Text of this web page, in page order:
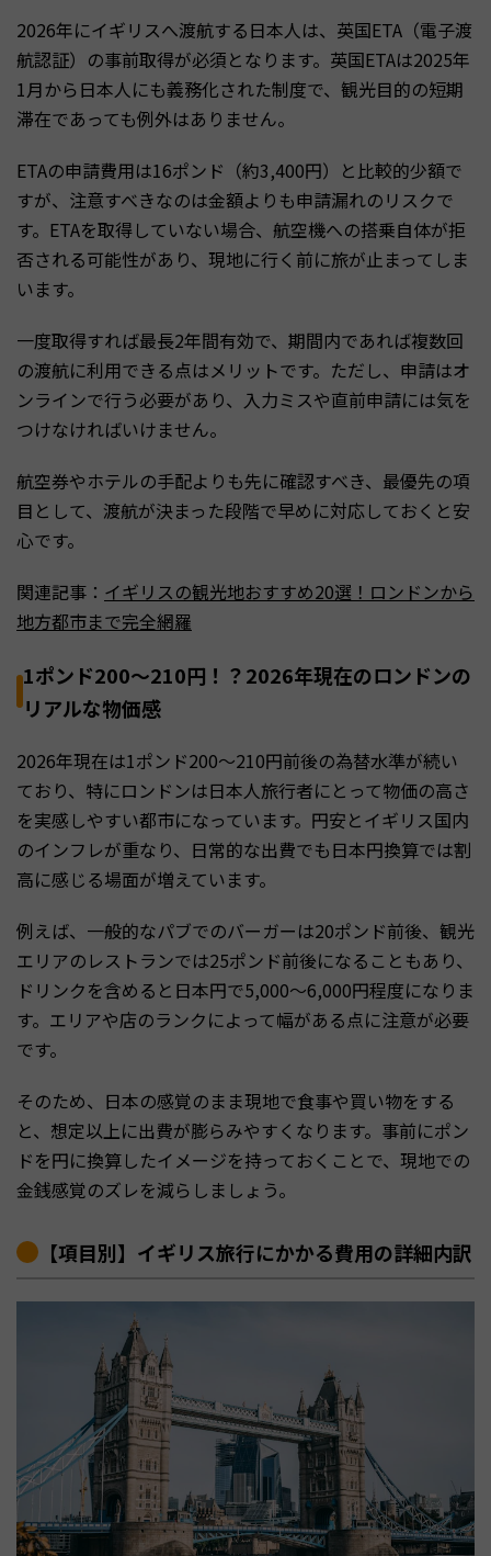
2026年にイギリスへ渡航する日本人は、英国ETA（電子渡
航認証）の事前取得が必須となります。英国ETAは2025年
1月から日本人にも義務化された制度で、観光目的の短期
滞在であっても例外はありません。
ETAの申請費用は16ポンド（約3,400円）と比較的少額で
すが、注意すべきなのは金額よりも申請漏れのリスクで
す。ETAを取得していない場合、航空機への搭乗自体が拒
否される可能性があり、現地に行く前に旅が止まってしま
います。
一度取得すれば最長2年間有効で、期間内であれば複数回
の渡航に利用できる点はメリットです。ただし、申請はオ
ンラインで行う必要があり、入力ミスや直前申請には気を
つけなければいけません。
航空券やホテルの手配よりも先に確認すべき、最優先の項
目として、渡航が決まった段階で早めに対応しておくと安
心です。
関連記事： イギリスの観光地おすすめ20選！ロンドンから
地方都市まで完全網羅
1ポンド200〜210円！？2026年現在のロンドンの
リアルな物価感
2026年現在は1ポンド200〜210円前後の為替水準が続い
ており、特にロンドンは日本人旅行者にとって物価の高さ
を実感しやすい都市になっています。円安とイギリス国内
のインフレが重なり、日常的な出費でも日本円換算では割
高に感じる場面が増えています。
例えば、一般的なパブでのバーガーは20ポンド前後、観光
エリアのレストランでは25ポンド前後になることもあり、
ドリンクを含めると日本円で5,000〜6,000円程度になりま
す。エリアや店のランクによって幅がある点に注意が必要
です。
そのため、日本の感覚のまま現地で食事や買い物をする
と、想定以上に出費が膨らみやすくなります。事前にポン
ドを円に換算したイメージを持っておくことで、現地での
金銭感覚のズレを減らしましょう。
【項目別】イギリス旅行にかかる費用の詳細内訳